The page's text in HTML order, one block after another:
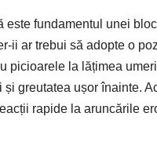
este fundamentul unei
ii ar trebui să adopte o
picioarele la lățimea
greutatea ușor înainte.
rapide la aruncările